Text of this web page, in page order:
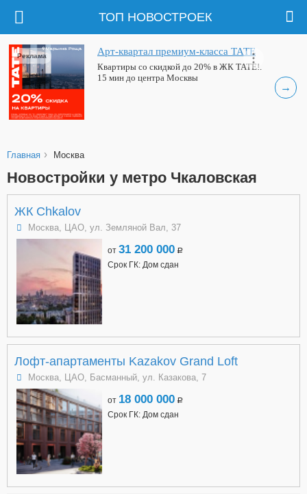
ТОП НОВОСТРОЕК
→
Арт-квартал премиум-класса ТАТЕ
Квартиры со скидкой до 20% в ЖК ТАТЕ!.
15 мин до центра Москвы
Реклама
Главная › Москва
Новостройки у метро Чкаловская
ЖК Chkalov
Москва, ЦАО, ул. Земляной Вал, 37
от 31 200 000 a
Срок ГК: Дом сдан
Лофт-апартаменты Kazakov Grand Loft
Москва, ЦАО, Басманный, ул. Казакова, 7
от 18 000 000 a
Срок ГК: Дом сдан